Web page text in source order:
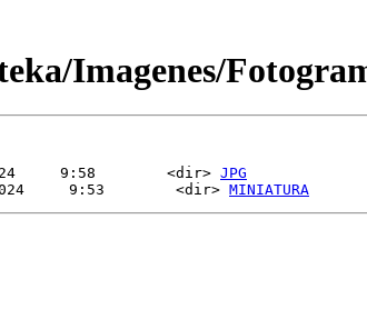
Imagenes/
9:58        <dir> JPG
2024     9:53        <dir> MINIATURA